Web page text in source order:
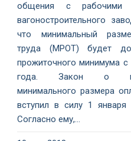
общения с рабочими
вагоностроительного
что минимальный
труда (МРОТ) будет
прожиточного минимума с
года. Закон о
минимального размера
вступил в силу 1 января
Согласно ему,...